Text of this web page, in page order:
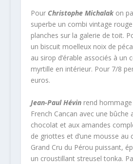
Pour Christophe Michalakon
superbe un combi vintage
planches sur la galerie de toit.
un biscuit moelleux noix de
au sirop d’érable associés à un
myrtille en intérieur. Pour 7/8
euros.
Jean-Paul Hévinrend
French Cancan avec une bûche
chocolat et aux amandes
de griottes et d’une mousse au
Grand Cru du Pérou puissant,
un croustillant streusel tonka.